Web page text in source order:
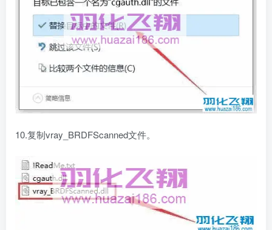
10.复制vray_BRDFScanned文件。